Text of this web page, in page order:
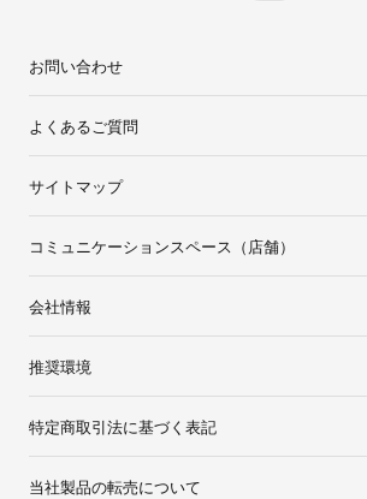
お問い合わせ
よくあるご質問
サイトマップ
コミュニケーションスペース（店舗）
会社情報
推奨環境
特定商取引法に基づく表記
当社製品の転売について